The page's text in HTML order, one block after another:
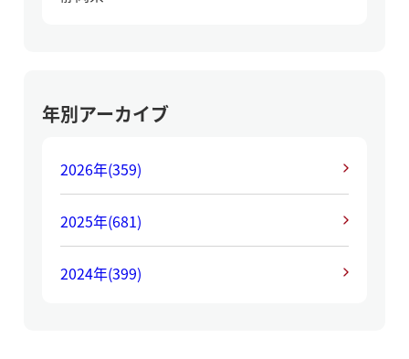
年別アーカイブ
2026年(359)
2025年(681)
2024年(399)